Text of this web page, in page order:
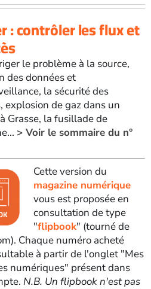
: contrôler les flux et
le problème à la source,
des données et
la sécurité des
explosion de gaz dans un
Grasse, la fusillade de
> Voir le sommaire du n°
Cette version du
magazine numérique
vous est proposée en
consultation de type
"flipbook" (tourné de
Chaque numéro acheté
à partir de l'onglet "Mes
numériques" présent dans
N.B. Un flipbook n'est pas